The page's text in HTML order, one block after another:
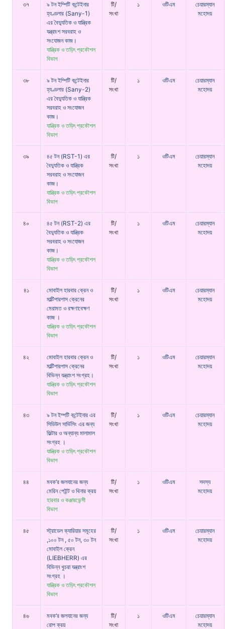
৩৭
৯ টন ইম্পিটি কন্টেইনার
হ্যণ্ডলার (Sany-1)
এর বৈদ্যুতিক ও যান্ত্রিক
যন্ত্রাংশ সরবরাহ ও
সংযোজন কাজ।
যান্ত্রিক ও তড়িৎ প্রকৌশল
বিভাগ
টি/
সংখা
১ ওটিএম
চেয়ারম্যান
মহোদয়
৩৮
৯ টন ইম্পিটি কন্টেইনার
হ্যণ্ডলার (Sany-2)
এর বৈদ্যুতিক ও যান্ত্রিক
সরবরাহ ও সংযোজন
কাজ।
যান্ত্রিক ও তড়িৎ প্রকৌশল
বিভাগ
টি/
সংখা
১ ওটিএম
চেয়ারম্যান
মহোদয়
৩৯
৪৫ টন (RST-1) এর
বৈদ্যুতিক ও যান্ত্রিক
সরবরাহ ও সংযোজন
কাজ।
যান্ত্রিক ও তড়িৎ প্রকৌশল
বিভাগ
টি/
সংখা
১ ওটিএম
চেয়ারম্যান
মহোদয়
৪০
৪৫ টন (RST-2) এর
বৈদ্যুতিক ও যান্ত্রিক
সরবরাহ ও সংযোজন
কাজ।
যান্ত্রিক ও তড়িৎ প্রকৌশল
বিভাগ
টি/
সংখা
১ ওটিএম
চেয়ারম্যান
মহোদয়
৪১
মোবাইল হারবার ক্রেন ও
মাল্টিপারপাস ক্রেনের
মেরামত ও রক্ষণাবেক্ষণ
কাজ ।
যান্ত্রিক ও তড়িৎ প্রকৌশল
বিভাগ
টি/
সংখা
১ ওটিএম
চেয়ারম্যান
মহোদয়
৪২
মোবাইল হারবার ক্রেন ও
মাল্টিপারপাস ক্রেনের
বিভিন্ন যন্ত্রাংশ সংগ্রহ।
যান্ত্রিক ও তড়িৎ প্রকৌশল
বিভাগ
টি/
সংখা
১ ওটিএম
চেয়ারম্যান
মহোদয়
৪৩
৯ টন ইম্পটি কন্টেইনার এর
সিডিউল সার্ভিসিং এর জন্য
ফিল্টার ও অন্যান্য মালামাল
সংগ্রহ ।
যান্ত্রিক ও তড়িৎ প্রকৌশল
বিভাগ
টি/
সংখা
১ ওটিএম
চেয়ারম্যান
মহোদয়
৪৪
মবক’র জলযানের জন্য
মেরিন পেইন্ট ও থিনার ক্রয়
হারবার ও কঞ্জারভেন্সী
বিভাগ
টি/
সংখা
১ ওটিএম
সদস্য
মহোদয়
৪৫
স্ট্রাডেল ক্যারিয়ার সমূহের
,১০০ টন , ৫০ টন, ৩০ টন
মোবাইল ক্রেন
(LIEBHERR) এর
বিভিন্ন খুচরা যন্ত্রাংশ
সংগ্রহ ।
যান্ত্রিক ও তড়িৎ প্রকৌশল
বিভাগ
টি/
সংখা
১ ওটিএম
চেয়ারম্যান
মহোদয়
৪৬
মবক’র জলযানের জন্য
রোপ ক্রয়
টি/
সংখা
১ ওটিএম
চেয়ারম্যান
মহোদয়